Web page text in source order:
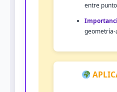
entre
geometría-